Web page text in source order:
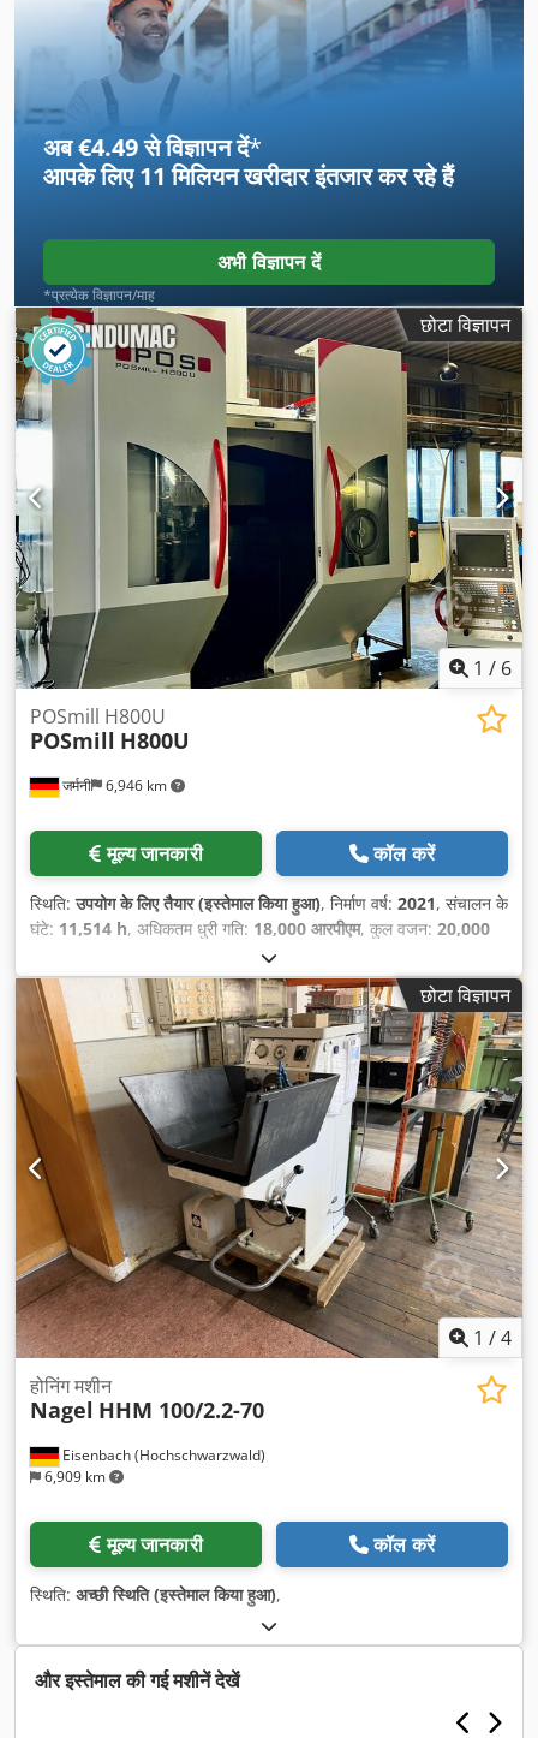
अब €4.49 से विज्ञापन दें*
आपके लिए11 मिलियन खरीदारइंतजार कर रहे हैं
अभी विज्ञापन दें
*प्रत्येक विज्ञापन/माह
छोटा विज्ञापन
1 / 6
जर्मनी 6,946 km
POSmill H800U
POSmill H800U
मूल्य जानकारी कॉल करें
स्थिति:उपयोग के लिए तैयार (इस्तेमाल किया हुआ), निर्माण वर्ष: 2021, संचालन के
घंटे: 11,514 h, अधिकतम धुरी गति: 18,000 आरपीएम, कुल वजन: 20,000
, Y-अक्ष की यात्रा दूरी:
की यात्रा दूरी:600 मिमी, नियंत्रक निर्माता:HEIDENHAIN, कंट्रोलर मॉडल:
TNC 640
, धुरों की संख्या:5, छोटा विज्ञापन
1 /4
Eisenbach (Hochschwarzwald)
6,909 km
होनिंग मशीन
Nagel HHM 100/2.2-70
मूल्य जानकारी कॉल करें
स्थिति: अच्छी स्थिति (इस्तेमाल किया हुआ),
और इस्तेमाल की गई मशीनें देखें